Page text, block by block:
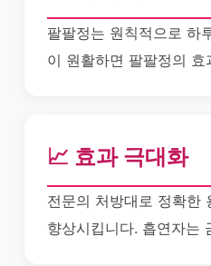
팔팔정는 원칙적으로 하
이 원활하면 팔팔정의
📈 효과 극대화
전문의 처방대로 정확한
향상시킵니다. 흡연자는